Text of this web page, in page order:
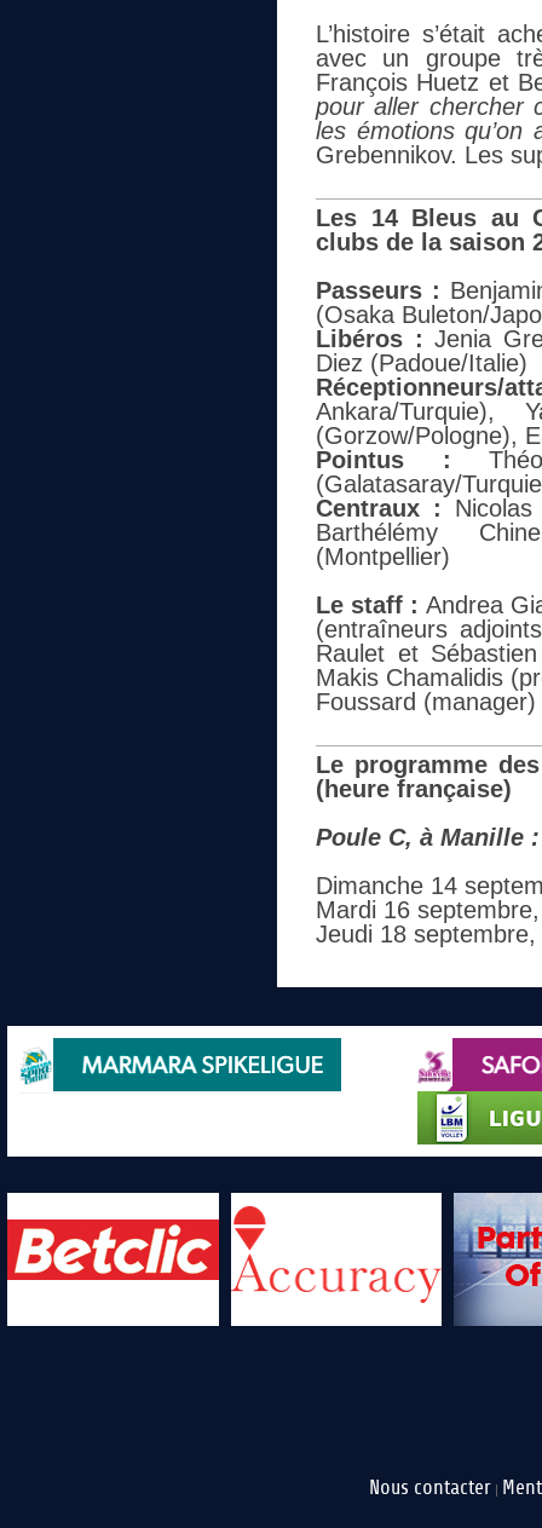
L’histoire s’était
avec un groupe
François Huetz et
pour aller chercher
les émotions qu’on
Grebennikov. Les
Les 14 Bleus au
clubs de la saison
Passeurs :
(Osaka Buleton/
Libéros : Jenia
Diez (Padoue/Italie)
Réceptionneurs/
Ankara/Turquie),
(Gorzow/Pologne),
Pointus :
(Galatasaray/
Centraux :
Barthélémy
(Montpellier)
Le staff : Andrea
(entraîneurs
Raulet et
Makis Chamalidis
Foussard (manager)
Le programme
(heure française)
Poule C, à Manille :
Dimanche 14
Mardi 16
Jeudi 18
Nous contacter |